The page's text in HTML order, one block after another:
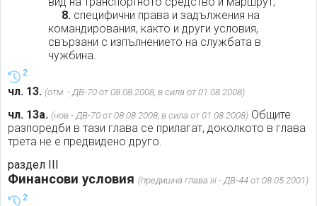
8.специфични права и задължения на
командирования, както и други условия,
свързани с изпълнението на службата в
чужбина.
2
чл. 13. (отм. - ДВ-70 от 08.08.2008, в сила от 01.08.2008)
чл. 13а. (нов - ДВ-70 от 08.08.2008, в сила от 01.08.2008) Общите
разпоредби в тази глава се прилагат, доколкото в глава
трета не е предвидено друго.
раздел III
Финансови условия (предишна глава iii - ДВ-44 от 08.05.2001)
2